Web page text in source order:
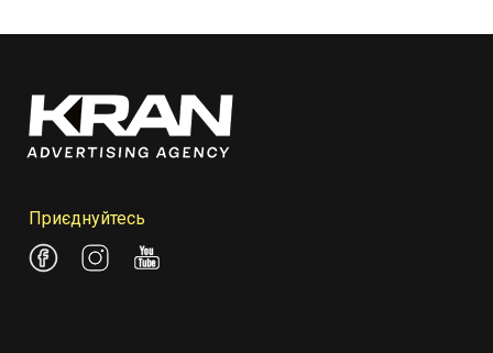
Приєднуйтесь